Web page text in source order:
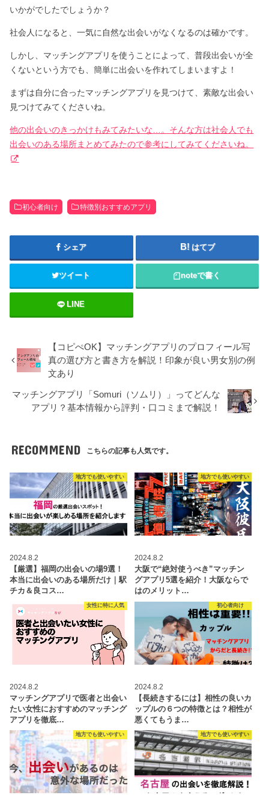
いかがでしたでしょうか？
社会人になると、一気に自然な出会いがなくなるのは確かです。
しかし、マッチングアプリを使うことによって、普段出会いが全
くないという方でも、簡単に出会いを作れてしまいますよ！
まずは自分に合ったマッチングアプリを見つけて、素敵な出会い
見つけてみてくださいね。
他の出会いのきっかけもみてみたいな…。そんな方は社会人でも
出会いのある場所まとめてみたので参考にしてみてくださいね。
初心者向け 特徴別おすすめアプリ
シェア はてブ
ツイート noteで書く
LINE
【コピぺOK】マッチングアプリのプロフィール写
真の選び方と書き方を解説！印象が良い男女別の例
文あり
マッチングアプリ「Somuri（ソムリ）」ってどんな
アプリ？基本情報から評判・口コミまで解説！
RECOMMEND こちらの記事も人気です。
地方でも使いやすい
2024.8.2
【厳選】福岡の出会いの場9選！
本当に出会いのある場所だけ｜駅
チカ＆良コス…
地方でも使いやすい
2024.8.2
大阪で“絶対使うべき”マッチン
グアプリ5選を紹介！大阪ならで
はのメリット…
女性に特に人気
2024.8.2
マッチングアプリで医者と出会い
たい女性におすすめのマッチング
アプリを徹底…
初心者向け
2024.8.2
【長続きするには】相性の良いカ
ップルの６つの特徴とは？相性が
悪くてもうま…
地方でも使いやすい 地方でも使いやすい